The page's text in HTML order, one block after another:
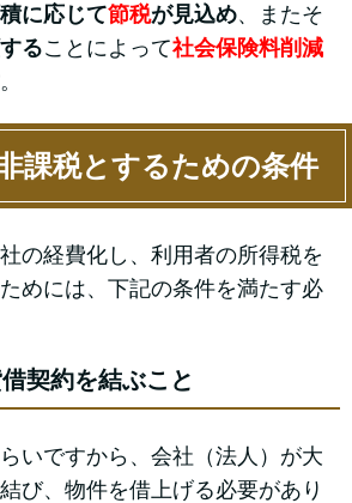
に応じて節税が見込め、またそ
ることによって社会保険料削減
。
課税とするための条件
の経費化し、利用者の所得税を
めには、下記の条件を満たす必
契約を結ぶこと
いですから、会社（法人）が大
び、物件を借上げる必要があり